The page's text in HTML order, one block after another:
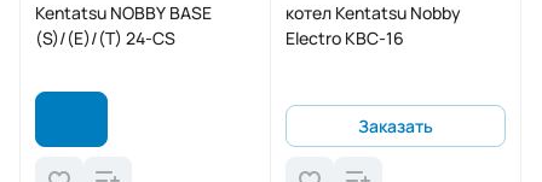
Kentatsu NOBBY BASE
(S)/(E)/(T) 24-CS
котел Kentatsu Nobby
Electro KBC-16
Заказать